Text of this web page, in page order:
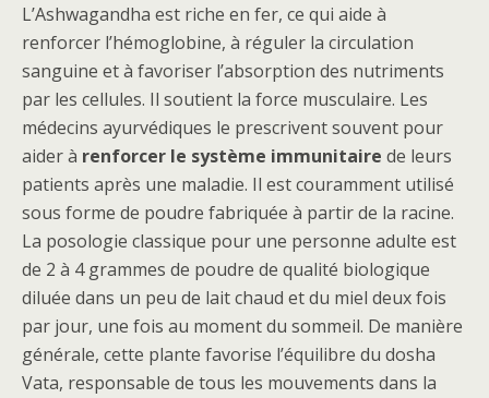
L’Ashwagandha est riche en fer, ce qui aide à
renforcer l’hémoglobine, à réguler la circulation
sanguine et à favoriser l’absorption des nutriments
par les cellules. Il soutient la force musculaire. Les
médecins ayurvédiques le prescrivent souvent pour
aider à renforcer le système immunitaire de leurs
patients après une maladie. Il est couramment utilisé
sous forme de poudre fabriquée à partir de la racine.
La posologie classique pour une personne adulte est
de 2 à 4 grammes de poudre de qualité biologique
diluée dans un peu de lait chaud et du miel deux fois
par jour, une fois au moment du sommeil. De manière
générale, cette plante favorise l’équilibre du dosha
Vata, responsable de tous les mouvements dans la